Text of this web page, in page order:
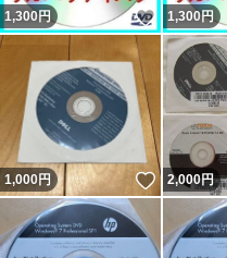
1,300円 いいね！
1,300円
1,000円 いいね！
2,000円